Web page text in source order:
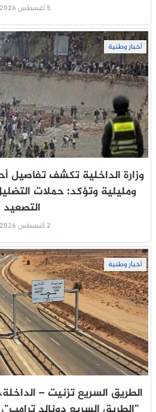
5 أغسطس 2026
أخبار وطنية
وزارة الداخلية تكشف تفاصيل
ومليلية وتؤكد: حملات التضليل
التصعيد
2 أغسطس 2026
أخبار وطنية
الطريق السريع تزنيت –